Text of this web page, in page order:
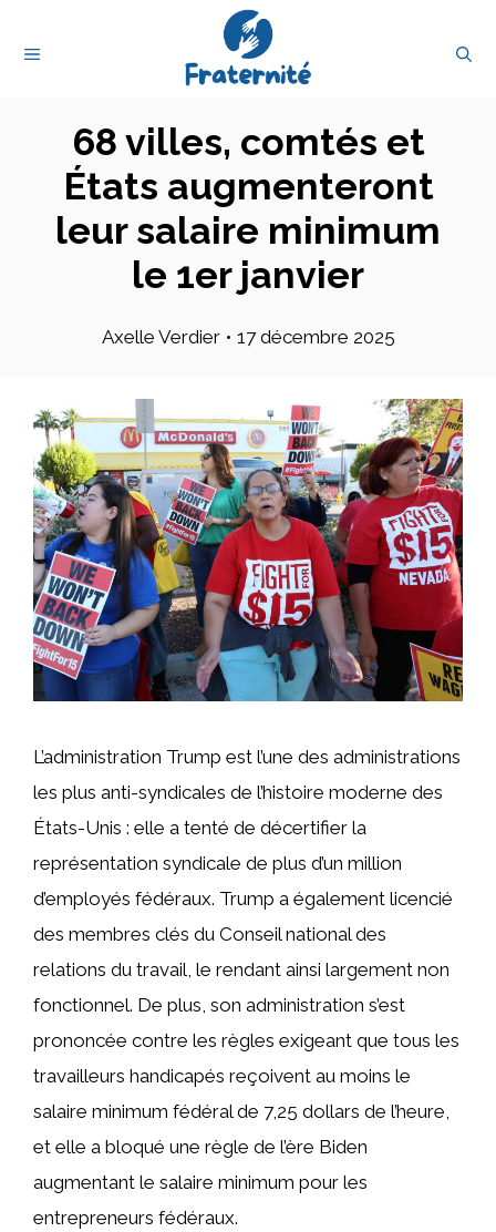
MENU
68 villes, comtés et
États augmenteront
leur salaire minimum
le 1er janvier
Axelle Verdier • 17 décembre 2025
L’administration Trump est l’une des administrations
les plus anti-syndicales de l’histoire moderne des
États-Unis : elle a tenté de décertifier la
représentation syndicale de plus d’un million
d’employés fédéraux. Trump a également licencié
des membres clés du Conseil national des
relations du travail, le rendant ainsi largement non
fonctionnel. De plus, son administration s’est
prononcée contre les règles exigeant que tous les
travailleurs handicapés reçoivent au moins le
salaire minimum fédéral de 7,25 dollars de l’heure,
et elle a bloqué une règle de l’ère Biden
augmentant le salaire minimum pour les
entrepreneurs fédéraux.